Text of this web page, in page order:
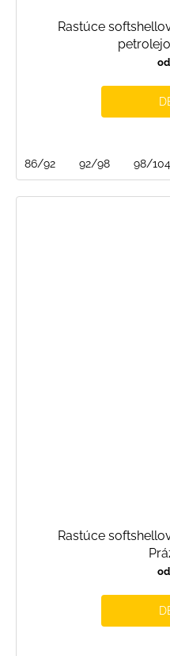
Rastúce
od
86/92 92/98 98/104
Rastúce
od